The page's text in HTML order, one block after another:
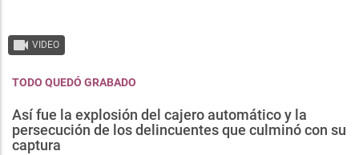
VIDEO
TODO QUEDÓ GRABADO
Así fue la explosión del cajero automático y la
persecución de los delincuentes que culminó con su
captura